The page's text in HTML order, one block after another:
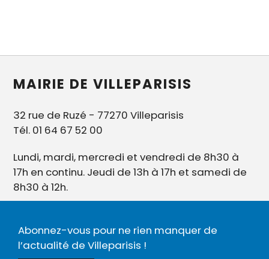
MAIRIE DE VILLEPARISIS
32 rue de Ruzé - 77270 Villeparisis
Tél. 01 64 67 52 00
Lundi, mardi, mercredi et vendredi de 8h30 à
17h en continu. Jeudi de 13h à 17h et samedi de
8h30 à 12h.
Abonnez-vous pour ne rien manquer de
l’actualité de Villeparisis !